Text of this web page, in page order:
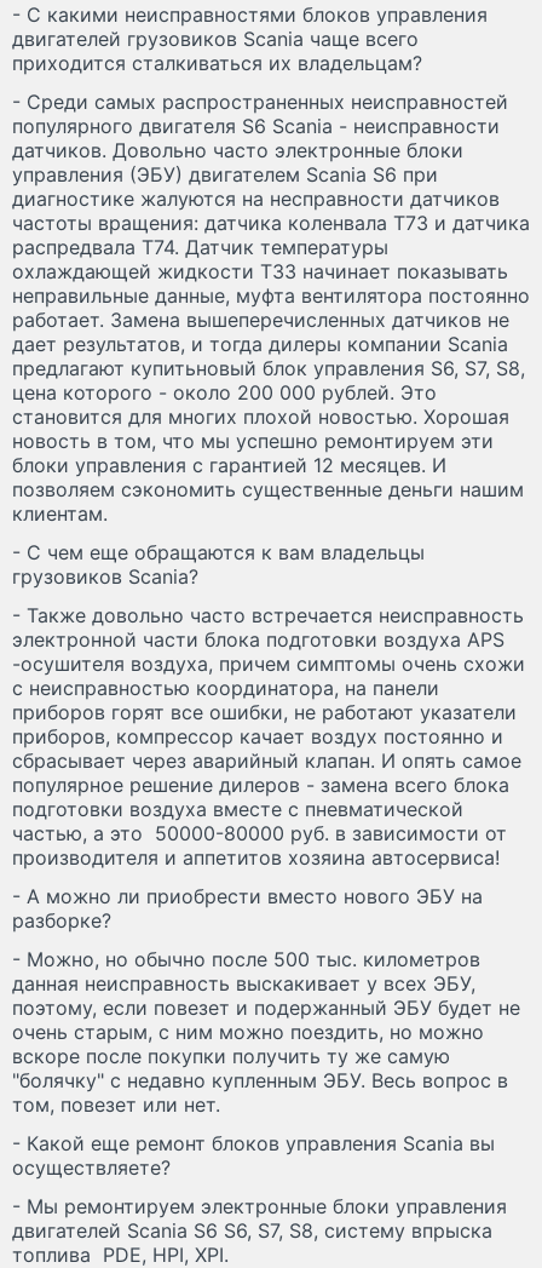
- С какими неисправностями блоков управления
двигателей грузовиков Scania чаще всего
приходится сталкиваться их владельцам?
- Среди самых распространенных неисправностей
популярного двигателя S6 Scania - неисправности
датчиков. Довольно часто электронные блоки
управления (ЭБУ) двигателем Scania S6 при
диагностике жалуются на несправности датчиков
частоты вращения: датчика коленвала T73 и датчика
распредвала T74. Датчик температуры
охлаждающей жидкости T33 начинает показывать
неправильные данные, муфта вентилятора постоянно
работает. Замена вышеперечисленных датчиков не
дает результатов, и тогда дилеры компании Scania
предлагают купитьновый блок управления S6, S7, S8,
цена которого - около 200 000 рублей. Это
становится для многих плохой новостью. Хорошая
новость в том, что мы успешно ремонтируем эти
блоки управления с гарантией 12 месяцев. И
позволяем сэкономить существенные деньги нашим
клиентам.
- C чем еще обращаются к вам владельцы
грузовиков Scania?
- Также довольно часто встречается неисправность
электронной части блока подготовки воздуха APS
-осушителя воздуха, причем симптомы очень схожи
с неисправностью координатора, на панели
приборов горят все ошибки, не работают указатели
приборов, компрессор качает воздух постоянно и
сбрасывает через аварийный клапан. И опять самое
популярное решение дилеров - замена всего блока
подготовки воздуха вместе с пневматической
частью, а это 50000-80000 руб. в зависимости от
производителя и аппетитов хозяина автосервиса!
- А можно ли приобрести вместо нового ЭБУ на
разборке?
- Можно, но обычно после 500 тыс. километров
данная неисправность выскакивает у всех ЭБУ,
поэтому, если повезет и подержанный ЭБУ будет не
очень старым, с ним можно поездить, но можно
вскоре после покупки получить ту же самую
"болячку" с недавно купленным ЭБУ. Весь вопрос в
том, повезет или нет.
- Какой еще ремонт блоков управления Scania вы
осуществляете?
- Мы ремонтируем электронные блоки управления
двигателей Scania S6 S6, S7, S8, систему впрыска
топлива PDE, HPI, XPI.